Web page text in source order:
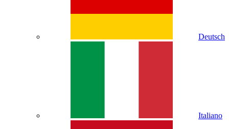
Deutsch
Italiano